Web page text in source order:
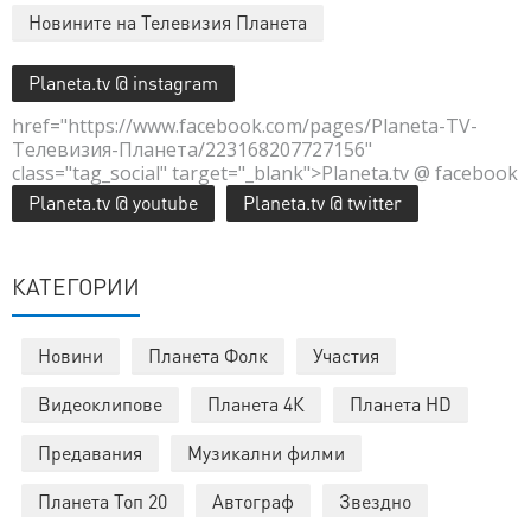
Новините на Телевизия Планета
Planeta.tv @ instagram
href="https://www.facebook.com/pages/Planeta-TV-
Телевизия-Планета/223168207727156"
class="tag_social" target="_blank">Planeta.tv @ facebook
Planeta.tv @ youtube Planeta.tv @ twitter
КАТЕГОРИИ
Новини Планета Фолк
Участия
Видеоклипове
Планета 4К
Планета HD
Предавания
Музикални филми
Планета Топ 20
Автограф
Звездно